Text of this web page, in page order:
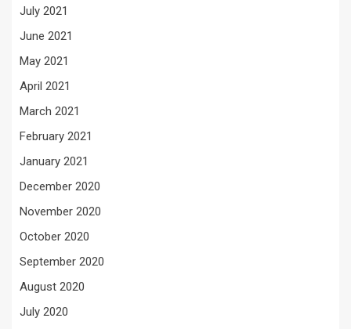
July 2021
June 2021
May 2021
April 2021
March 2021
February 2021
January 2021
December 2020
November 2020
October 2020
September 2020
August 2020
July 2020